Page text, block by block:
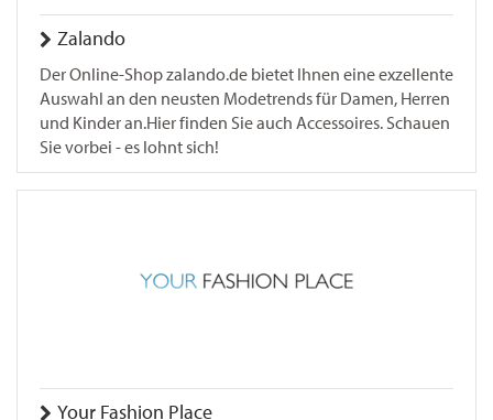
Zalando
Der Online-Shop zalando.de bietet Ihnen eine exzellente
Auswahl an den neusten Modetrends für Damen, Herren
und Kinder an.Hier finden Sie auch Accessoires. Schauen
Sie vorbei - es lohnt sich!
Your Fashion Place